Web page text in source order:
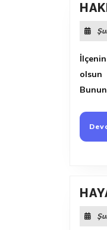
olsun